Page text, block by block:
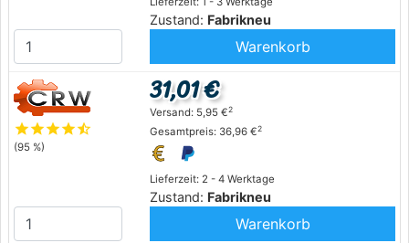
Zustand: Fabrikneu
Warenkorb
starstarstarstarstar_half
(95 %)
Lieferzeit: 2 - 4 Werktage
Zustand: Fabrikneu
31,01 €
Versand: 5,95 €2
Gesamtpreis: 36,96 €2
Warenkorb